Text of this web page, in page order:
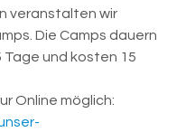
veranstalten wir
Die Camps dauern
Tage und kosten 15
Online möglich: